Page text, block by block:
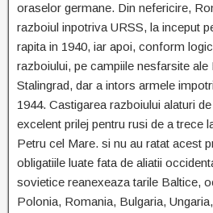
oraselor germane. Din nefericire,
razboiul inpotriva URSS, la inceput
rapita in 1940, iar apoi, conform
razboiului, pe campiile nesfarsite ale
Stalingrad, dar a intors armele
1944. Castigarea razboiului alaturi
excelent prilej pentru rusi de a trece
Petru cel Mare. si nu au ratat acest
obligatiile luate fata de aliatii
sovietice reanexeaza tarile Baltice,
Polonia, Romania, Bulgaria,